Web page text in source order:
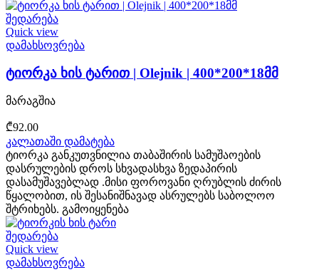
შედარება
Quick view
დამახსოვრება
ტიორკა ხის ტარით | Olejnik | 400*200*18მმ
მარაგშია
₾92.00
კალათაში დამატება
ტიორკა განკუთვნილია თაბაშირის სამუშაოების
დასრულების დროს სხვადასხვა ზედაპირის
დასამუშავებლად .მისი ფოროვანი ღრუბლის ძირის
წყალობით, ის შესანიშნავად ასრულებს საბოლოო
შტრიხებს. გამოიყენება
შედარება
Quick view
დამახსოვრება